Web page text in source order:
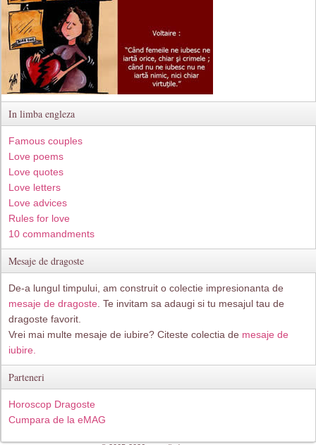
In limba engleza
Famous couples
Love poems
Love quotes
Love letters
Love advices
Rules for love
10 commandments
Mesaje de dragoste
De-a lungul timpului, am construit o colectie impresionanta de
mesaje de dragoste . Te invitam sa adaugi si tu mesajul tau de
dragoste favorit.
Vrei mai multe mesaje de iubire? Citeste colectia de mesaje de
iubire.
Parteneri
Horoscop Dragoste
Cumpara de la eMAG